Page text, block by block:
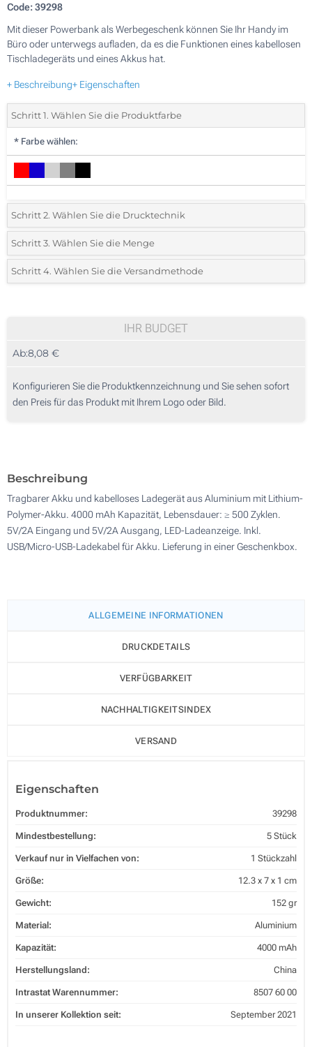
Code:39298
Mit dieser Powerbank als Werbegeschenk können Sie Ihr Handy im
Büro oder unterwegs aufladen, da es die Funktionen eines kabellosen
Tischladegeräts und eines Akkus hat.
+ Beschreibung+ Eigenschaften
Schritt 1. Wählen Sie die Produktfarbe
* Farbe wählen:
Schritt 2. Wählen Sie die Drucktechnik
*Wählen Sie die Druck- und Farbtechniken für Ihr Logo:
1 Farbig (Auf einer Seite)
3 Farbig (Auf einer Seite)
Lasergravur (Auf einer Seite)
Schritt 3. Wählen Sie die Menge
*Bitte wählen Sie Ihre gewünschte Menge
10
50
Schritt 4. Wählen Sie die Versandmethode
IHR BUDGET
Ab:8,08 €
Konfigurieren Sie die Produktkennzeichnung und Sie sehen sofort
den Preis für das Produkt mit Ihrem Logo oder Bild.
Beschreibung
Tragbarer Akku und kabelloses Ladegerät aus Aluminium mit Lithium-
Polymer-Akku. 4000 mAh Kapazität, Lebensdauer: ≥ 500 Zyklen.
5V/2A Eingang und 5V/2A Ausgang, LED-Ladeanzeige. Inkl.
USB/Micro-USB-Ladekabel für Akku. Lieferung in einer Geschenkbox.
ALLGEMEINE INFORMATIONEN
DRUCKDETAILS
VERFÜGBARKEIT
NACHHALTIGKEITSINDEX
VERSAND
Eigenschaften
Produktnummer: 39298
Mindestbestellung: 5 Stück
Verkauf nur in Vielfachen von: 1 Stückzahl
Größe: 12.3 x 7 x 1 cm
Gewicht: 152 gr
Material: Aluminium
Kapazität: 4000 mAh
Herstellungsland: China
Intrastat Warennummer: 8507 60 00
In unserer Kollektion seit: September 2021